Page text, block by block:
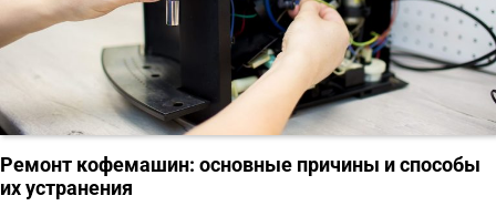
Ремонт кофемашин: основные причины и способы
их устранения